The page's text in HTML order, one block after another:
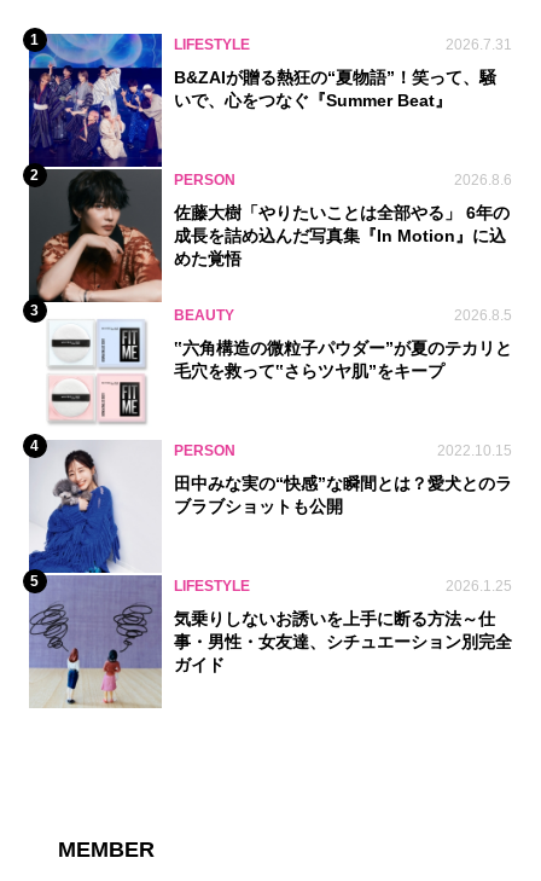
1 LIFESTYLE 2026.7.31
B&ZAIが贈る熱狂の“夏物語”！笑って、騒
いで、心をつなぐ『Summer Beat』
2 PERSON 2026.8.6
佐藤大樹「やりたいことは全部やる」 6年の
成長を詰め込んだ写真集『In Motion』に込
めた覚悟
3 BEAUTY 2026.8.5
‟六角構造の微粒子パウダー”が夏のテカリと
毛穴を救って‟さらツヤ肌”をキープ
4 PERSON 2022.10.15
田中みな実の“快感”な瞬間とは？愛犬とのラ
ブラブショットも公開
5 LIFESTYLE 2026.1.25
気乗りしないお誘いを上手に断る方法～仕
事・男性・女友達、シチュエーション別完全
ガイド
MEMBER